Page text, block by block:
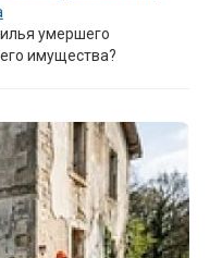
умершего
имущества?